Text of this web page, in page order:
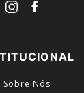
Sobre Nós